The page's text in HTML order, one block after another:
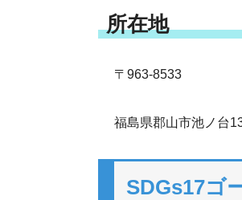
所在地
〒963-8533
福島県郡山市池ノ台
SDGs17ゴ